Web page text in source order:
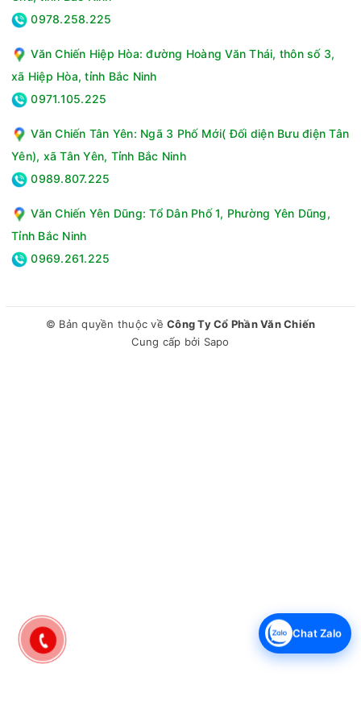
Loại sản phẩm:Nồi chiên không dầu
Dung tích sử dụng:9 lít
Công suất:1800W
Nhiệt độ:100 - 200°C
Hẹn giờ:0 - 30 phút
Chất liệu:Lòng nồi thép phủ chống dính, Vỏ inox và nhựa
PP
Bảng điều khiển:Nút xoay
Sản xuất tại:Trung Quốc
Năm ra mắt:2022
Công nghệ làm nóng:Rapid Air
hoạt động, Báo hiệu bằng âm thanh khi hoàn thành quá
trình nấu, Tay cầm bọc nhựa cách nhiệt
Phụ kiện đi kèm:Vỉ tách dầu
0978.258.225
Văn Chiến Hiệp Hòa: đường Hoàng Văn Thái, thôn số 3,
xã Hiệp Hòa, tỉnh Bắc Ninh
0971.105.225
Văn Chiến Tân Yên: Ngã 3 Phố Mới( Đối diện Bưu điện Tân
Yên), xã Tân Yên, Tỉnh Bắc Ninh
0989.807.225
Văn Chiến Yên Dũng: Tổ Dân Phố 1, Phường Yên Dũng,
Tỉnh Bắc Ninh
0969.261.225
© Bản quyền thuộc về Công Ty Cổ Phần Văn Chiến
Cung cấp bởi Sapo
Chat Zalo